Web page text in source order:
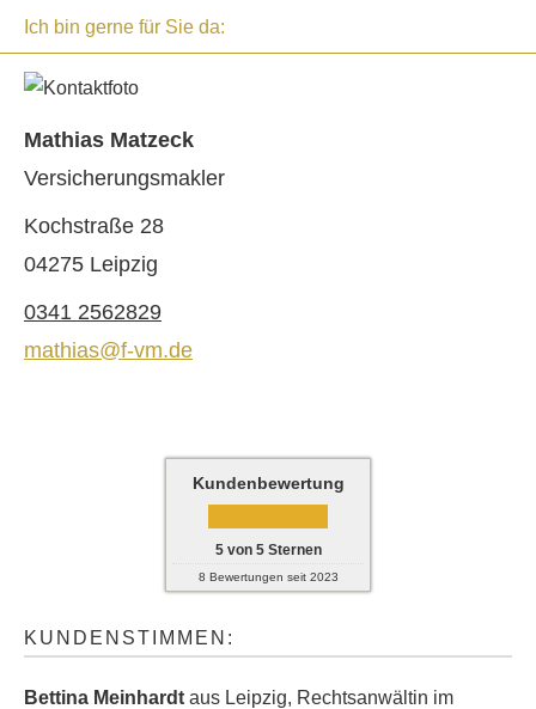
Ich bin gerne für Sie da:
Mathias Matzeck
Ver­sicherungs­makler
Kochstraße 28
04275 Leipzig
0341 2562829
mathias@f-vm.de
Kundenbewertung
5von 5Sternen
8 Bewertungen seit 2023
KUNDENSTIMMEN:
Bettina Meinhardt aus Leipzig, Rechtsanwältin im